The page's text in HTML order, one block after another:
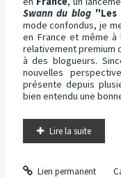
Swann du blog "Les
mode confondus, je
en France et même à
relativement premium
à des blogueurs.
nouvelles
présente depuis
bien entendu une
Lire la suite
Lien permanent